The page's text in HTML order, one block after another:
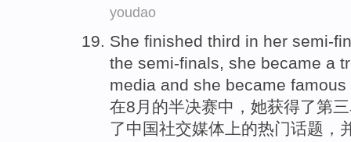
youdao
She finished third in her semi-
the semi-finals, she became a
media and she became
在8月 的半决赛中， 她获得了第三
了中国社交媒体 上的热门话题 ，